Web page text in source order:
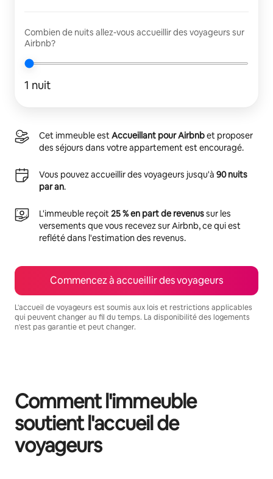
Combien de nuits allez-vous accueillir des voyageurs sur
Airbnb?
1 nuit
Cet immeuble estAccueillant pour Airbnbet proposer
des séjours dans votre appartement est encouragé.
Vous pouvez accueillir des voyageurs jusqu'à 90 nuits
par an.
L'immeuble reçoit25 % en part de revenussur les
versements que vous recevez sur Airbnb, ce qui est
reflété dans l'estimation des revenus.
Commencez à accueillir des voyageurs
L'accueil de voyageurs est soumis aux lois et restrictions applicables
qui peuvent changer au fil du temps. La disponibilité des logements
n'est pas garantie et peut changer.
Comment l'immeuble
soutient l'accueil de
voyageurs